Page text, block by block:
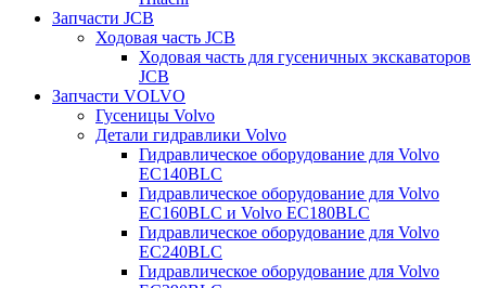
Запчасти JCB
Ходовая часть JCB
Ходовая часть для гусеничных экскаваторов
JCB
Запчасти VOLVO
Гусеницы Volvo
Детали гидравлики Volvo
Гидравлическое оборудование для Volvo
EC140BLC
Гидравлическое оборудование для Volvo
EC160BLC и Volvo EC180BLC
Гидравлическое оборудование для Volvo
EC240BLC
Гидравлическое оборудование для Volvo